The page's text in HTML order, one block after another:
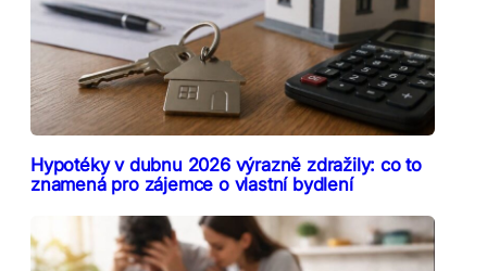
Hypotéky v dubnu 2026 výrazně zdražily: co to
znamená pro zájemce o vlastní bydlení